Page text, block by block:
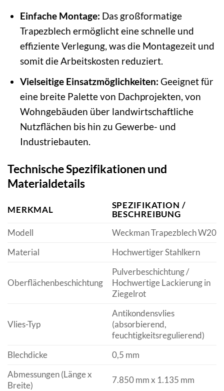
Einfache Montage: Das großformatige
Trapezblech ermöglicht eine schnelle und
effiziente Verlegung, was die Montagezeit und
somit die Arbeitskosten reduziert.
Vielseitige Einsatzmöglichkeiten: Geeignet für
eine breite Palette von Dachprojekten, von
Wohngebäuden über landwirtschaftliche
Nutzflächen bis hin zu Gewerbe- und
Industriebauten.
Technische Spezifikationen und
Materialdetails
MERKMAL
SPEZIFIKATION /
BESCHREIBUNG
Modell
Weckman Trapezblech W20
Material
Hochwertiger Stahlkern
Oberflächenbeschichtung
Pulverbeschichtung /
Hochwertige Lackierung in
Ziegelrot
Vlies-Typ
Antikondensvlies
(absorbierend,
feuchtigkeitsregulierend)
Blechdicke
0,5 mm
Abmessungen (Länge x
Breite)
7.850 mm x 1.135 mm